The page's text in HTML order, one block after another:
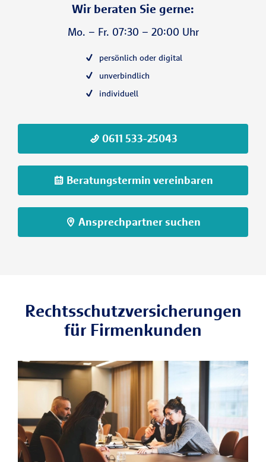
Wir beraten Sie gerne:
Mo. – Fr. 07:30 – 20:00 Uhr
persönlich oder digital
unverbindlich
individuell
0611 533-25043
Beratungstermin vereinbaren
Ansprechpartner suchen
Rechtsschutzversicherungen
für Firmenkunden